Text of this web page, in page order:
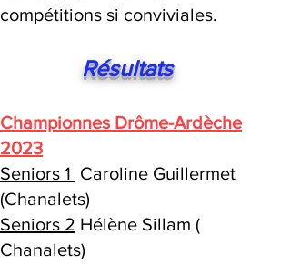
compétitions si conviviales.
Résultats
Championnes Drôme-Ardèche
2023
Seniors 1 Caroline Guillermet
(Chanalets)
Seniors 2 Hélène Sillam (
Chanalets)